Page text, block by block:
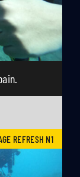
REFRESH N1